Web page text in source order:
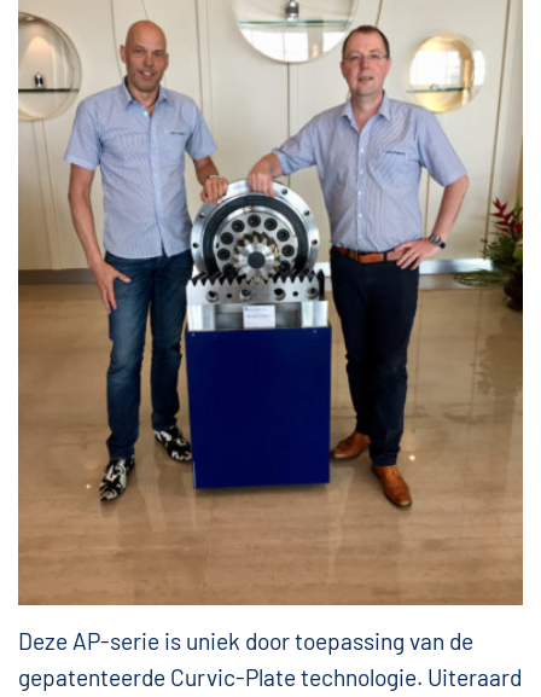
Deze AP-serie is uniek door toepassing van de
gepatenteerde Curvic-Plate technologie. Uiteraard